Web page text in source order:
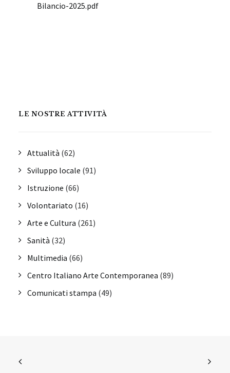
Bilancio-2025.pdf
LE NOSTRE ATTIVITÀ
Attualità (62)
Sviluppo locale (91)
Istruzione (66)
Volontariato (16)
Arte e Cultura (261)
Sanità (32)
Multimedia (66)
Centro Italiano Arte Contemporanea (89)
Comunicati stampa (49)